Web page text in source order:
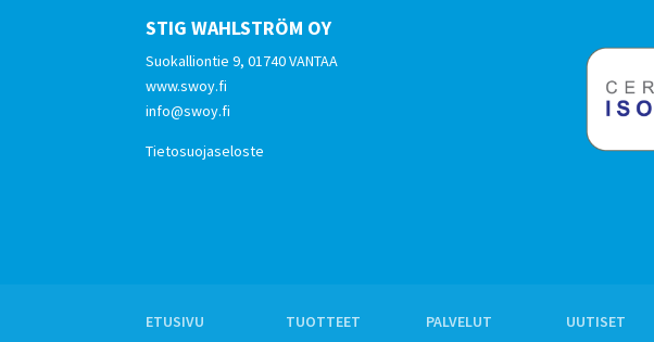
STIG WAHLSTRÖM OY
Suokalliontie 9, 01740 VANTAA
www.swoy.fi
info@swoy.fi
Tietosuojaseloste
ETUSIVU
TUOTTEET
PALVELUT
UUTISET